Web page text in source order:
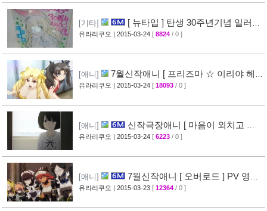
[기타]
[ 뉴타입 ] 탄생 30주년기념 일러스
트 + [ A-1 Pictures ] 10주년 기념 일러스트 공
유라리쿠오 | 2015-03-24 [ 8824 / 0 ]
[애니]
7월신작애니 [ 프리즈마 ☆ 이리야 헤
르츠! ] 티저 영상 공개 (Fate/kaleid liner)
유라리쿠오 | 2015-03-24 [ 18093 / 0 ]
[애니]
신작극장애니 [ 마음이 외치고 싶
어한다 ] PV 영상 + 주요 성우진 명단 공개
유라리쿠오 | 2015-03-24 [ 6223 / 0 ]
[애니]
7월신작애니 [ 오버로드 ] PV 영상
공개 [41]
유라리쿠오 | 2015-03-23 [ 12364 / 0 ]